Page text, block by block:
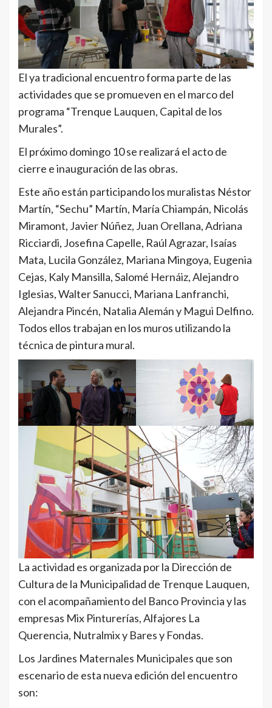
El ya tradicional encuentro forma parte de las
actividades que se promueven en el marco del
programa “Trenque Lauquen, Capital de los
Murales”.
El próximo domingo 10 se realizará el acto de
cierre e inauguración de las obras.
Este año están participando los muralistas Néstor
Martín, “Sechu” Martín, María Chiampán, Nicolás
Miramont, Javier Núñez, Juan Orellana, Adriana
Ricciardi, Josefina Capelle, Raúl Agrazar, Isaías
Mata, Lucila González, Mariana Mingoya, Eugenia
Cejas, Kaly Mansilla, Salomé Hernáiz, Alejandro
Iglesias, Walter Sanucci, Mariana Lanfranchi,
Alejandra Pincén, Natalia Alemán y Magui Delfino.
Todos ellos trabajan en los muros utilizando la
técnica de pintura mural.
La actividad es organizada por la Dirección de
Cultura de la Municipalidad de Trenque Lauquen,
con el acompañamiento del Banco Provincia y las
empresas Mix Pinturerías, Alfajores La
Querencia, Nutralmix y Bares y Fondas.
Los Jardines Maternales Municipales que son
escenario de esta nueva edición del encuentro
son: